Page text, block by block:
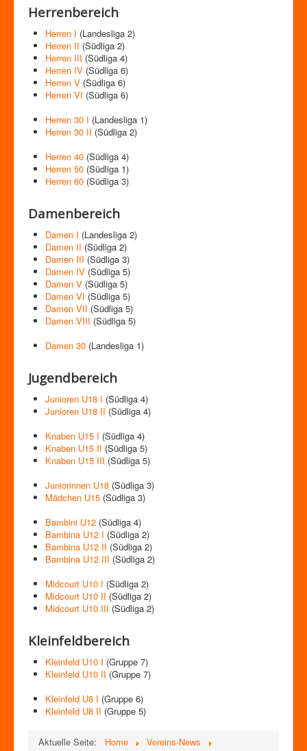
Herrenbereich
Herren I (Landesliga 2)
Herren II (Südliga 2)
Herren III (Südliga 4)
Herren IV (Südliga 6)
Herren V (Südliga 6)
Herren VI (Südliga 6)
Herren 30 I (Landesliga 1)
Herren 30 II (Südliga 2)
Herren 40 (Südliga 4)
Herren 50 (Südliga 1)
Herren 60 (Südliga 3)
Damenbereich
Damen I (Landesliga 2)
Damen II (Südliga 2)
Damen III (Südliga 3)
Damen IV (Südliga 5)
Damen V (Südliga 5)
Damen VI (Südliga 5)
Damen VII (Südliga 5)
Damen VIII (Südliga 5)
Damen 30 (Landesliga 1)
Jugendbereich
Junioren U18 I (Südliga 4)
Junioren U18 II (Südliga 4)
Knaben U15 I (Südliga 4)
Knaben U15 II (Südliga 5)
Knaben U15 III (Südliga 5)
Juniorinnen U18 (Südliga 3)
Mädchen U15 (Südliga 3)
Bambini U12 (Südliga 4)
Bambina U12 I (Südliga 2)
Bambina U12 II (Südliga 2)
Bambina U12 III (Südliga 2)
Midcourt U10 I (Südliga 2)
Midcourt U10 II (Südliga 2)
Midcourt U10 III (Südliga 2)
Kleinfeldbereich
Kleinfeld U10 I (Gruppe 7)
Kleinfeld U10 II (Gruppe 7)
Kleinfeld U8 I (Gruppe 6)
Kleinfeld U8 II (Gruppe 5)
Aktuelle Seite: Home
Vereins-News